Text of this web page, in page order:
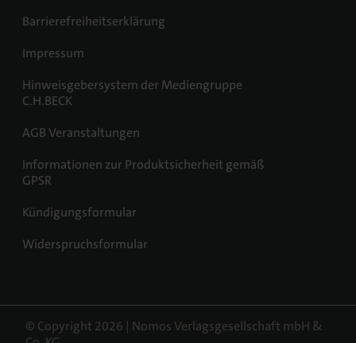
Barrierefreiheitserklärung
Impressum
Hinweisgebersystem der Mediengruppe
C.H.BECK
AGB Veranstaltungen
Informationen zur Produktsicherheit gemäß
GPSR
Kündigungsformular
Widerspruchsformular
© Copyright 2026 | Nomos Verlagsgesellschaft mbH &